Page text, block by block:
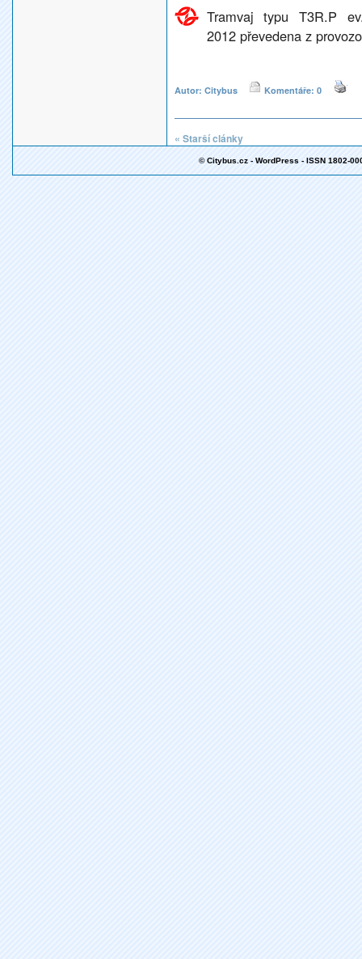
Tramvaj typu T3R.P
2012 převedena z
Autor: Citybus Komentáře: 0
« Starší clánky
© Citybus.cz - WordPress - ISSN 1802-